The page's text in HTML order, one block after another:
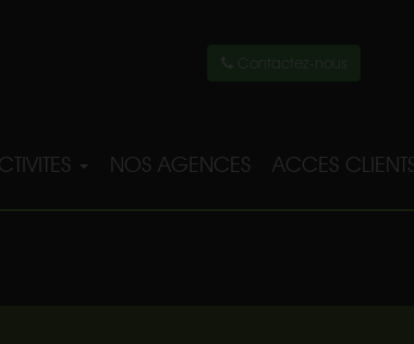
Contactez-nous
NOS AGENCES ACCES